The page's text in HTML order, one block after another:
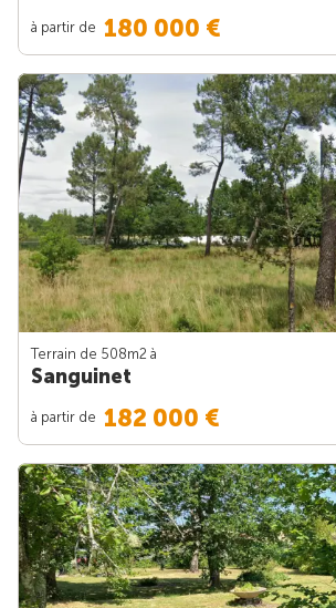
à partir de 180 000 €
Terrain de 508m2 à
Sanguinet
à partir de 182 000 €